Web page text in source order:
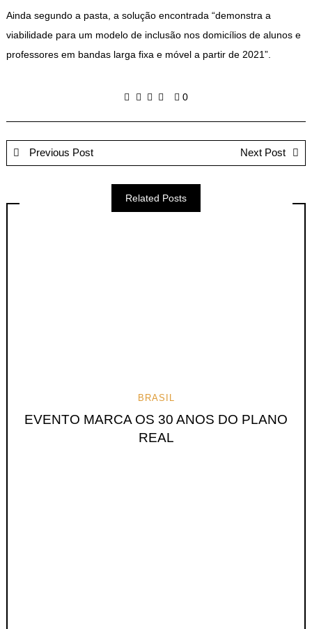
Ainda segundo a pasta, a solução encontrada “demonstra a
viabilidade para um modelo de inclusão nos domicílios de alunos e
professores em bandas larga fixa e móvel a partir de 2021”.
0
Previous Post Next Post
Related Posts
BRASIL
EVENTO MARCA OS 30 ANOS DO PLANO
REAL